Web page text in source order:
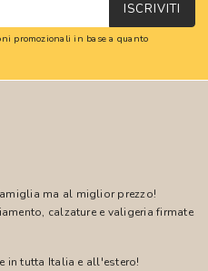
ISCRIVITI
promozionali in base a quanto
ma al miglior prezzo!
calzature e valigeria firmate
in tutta Italia e all'estero!